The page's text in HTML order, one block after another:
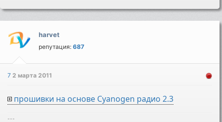
harvet
репутация:687
72 марта 2011
прошивки на основе Cyanogen радио 2.3
---